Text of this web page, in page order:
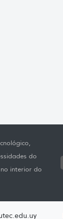
do
interior do